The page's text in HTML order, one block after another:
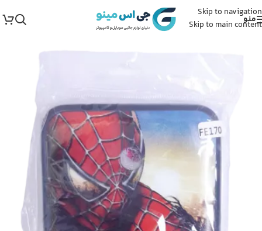
Skip to navigation
Skip to main content
منو